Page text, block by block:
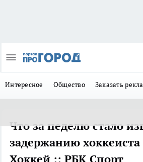
Интересное Общество Заказать
Что за неделю стало
задержанию